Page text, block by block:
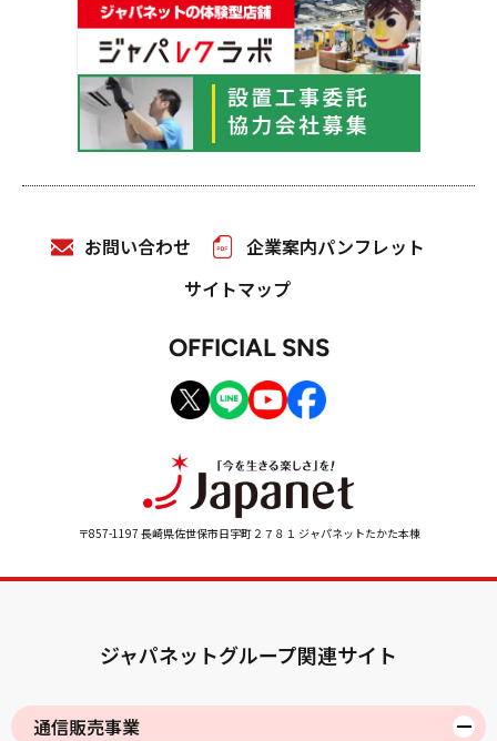
〒857-1197 長崎県佐世保市日宇町２７８１ ジャパネットたかた本棟
お問い合わせ
企業案内パンフレット
サイトマップ
OFFICIAL SNS
ジャパネットグループ関連サイト
通信販売事業